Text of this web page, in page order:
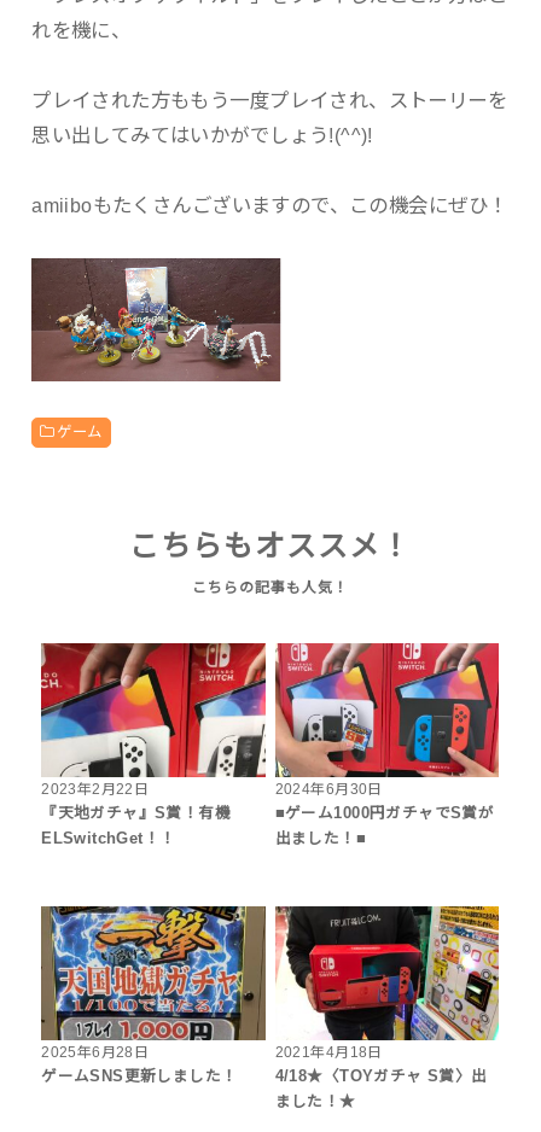
れを機に、
プレイされた方ももう一度プレイされ、ストーリーを
思い出してみてはいかがでしょう!(^^)!
amiiboもたくさんございますので、この機会にぜひ！
ゲーム
こちらもオススメ！
2023年2月22日
『天地ガチャ』S賞！有機
ELSwitchGet！！
2024年6月30日
■ゲーム1000円ガチャでS賞が
出ました！■
2025年6月28日
ゲームSNS更新しました！
2021年4月18日
4/18★〈TOYガチャ S賞〉出
ました！★